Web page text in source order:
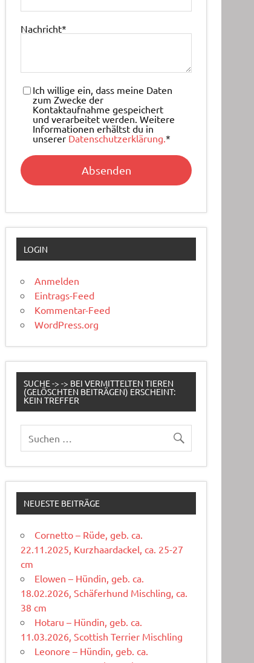
Nachricht*
Ich willige ein, dass meine Daten
zum Zwecke der
Kontaktaufnahme gespeichert
und verarbeitet werden. Weitere
Informationen erhältst du in
unserer Datenschutzerklärung.*
LOGIN
Anmelden
Eintrags-Feed
Kommentar-Feed
WordPress.org
SUCHE -> -> BEI VERMITTELTEN TIEREN
(GELÖSCHTEN BEITRÄGEN) ERSCHEINT:
KEIN TREFFER
NEUESTE BEITRÄGE
Cornetto – Rüde, geb. ca.
22.11.2025, Kurzhaardackel, ca. 25-27
cm
Elowen – Hündin, geb. ca.
18.02.2026, Schäferhund Mischling, ca.
38 cm
Hotaru – Hündin, geb. ca.
11.03.2026, Scottish Terrier Mischling
Leonore – Hündin, geb. ca.